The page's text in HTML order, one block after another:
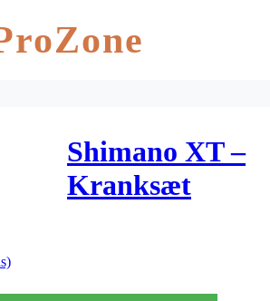
Shimano XT –
Kranksæt
klinge – 165